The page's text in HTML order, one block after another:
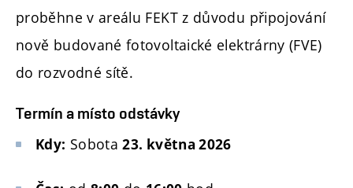
proběhne v areálu FEKT z důvodu připojování
nově budované fotovoltaické elektrárny (FVE)
do rozvodné sítě.
Termín a místo odstávky
Kdy: Sobota 23. května 2026